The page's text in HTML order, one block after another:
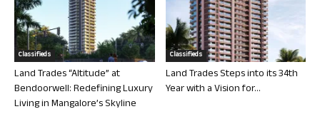
Classifieds
Land Trades “Altitude” at
Bendoorwell: Redefining Luxury
Living in Mangalore’s Skyline
Classifieds
Land Trades Steps into its 34th
Year with a Vision for...